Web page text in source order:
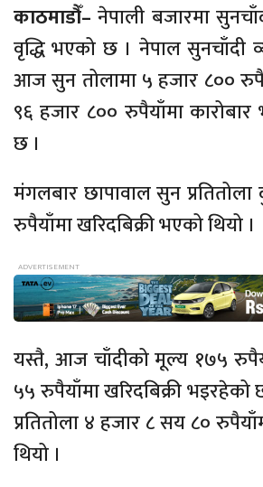
काठमाडौँ–नेपाली बजारमा
वृद्धि भएको छ । नेपाल सुनचाँदी
आज सुन तोलामा ५ हजार ८००
९६ हजार ८०० रुपैयाँमा
छ ।
मंगलबार छापावाल सुन
रुपैयाँमा खरिदबिक्री भएको थियो ।
यस्तै, आज चाँदीको मूल्य १७५
५५ रुपैयाँमा खरिदबिक्री
प्रतितोला ४ हजार ८ सय ८०
थियो ।